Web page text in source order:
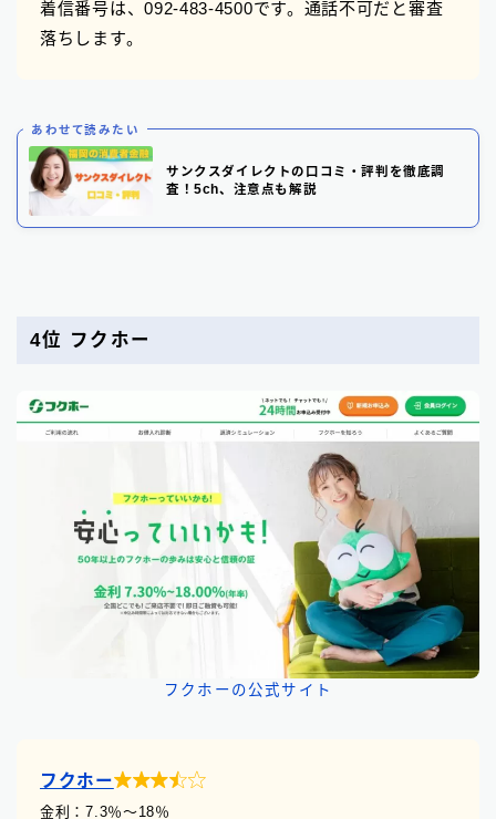
着信番号は、092-483-4500です。通話不可だと審査
落ちします。
あわせて読みたい
サンクスダイレクトの口コミ・評判を徹底調
査！5ch、注意点も解説
4位 フクホー
フクホーの公式サイト
フクホー
金利：7.3％〜18％